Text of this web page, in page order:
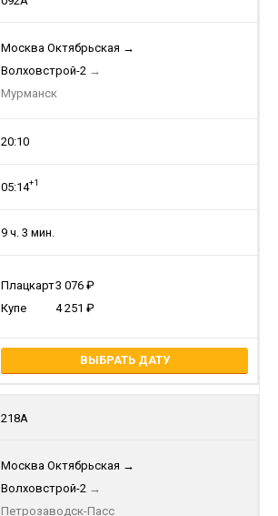
Москва Октябрьская →
Волховстрой-2 →
Мурманск
20:10
05:14+1
9 ч. 3 мин.
Плацкарт3 076
Купе
4 251
ВЫБРАТЬ ДАТУ
218А
Москва Октябрьская →
Волховстрой-2 →
Петрозаводск-Пасс